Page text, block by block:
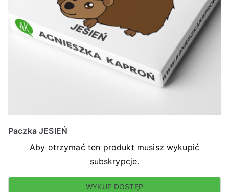
Paczka JESIEŃ
Aby otrzymać ten produkt musisz wykupić
subskrypcje.
WYKUP DOSTĘP